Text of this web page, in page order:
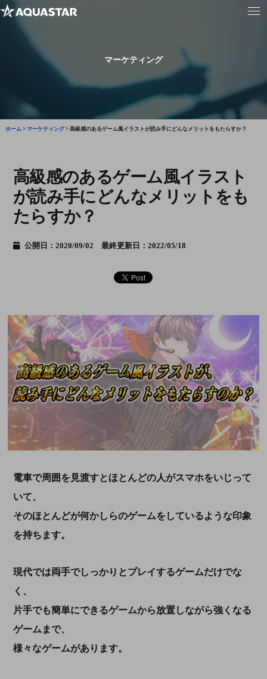
マーケティング
ホーム> マーケティング> 高級感のあるゲーム風イラストが読み手にどんなメリットをもたらすか？
高級感のあるゲーム風イラスト
が読み手にどんなメリットをも
たらすか？
公開日：2020/09/02 最終更新日：2022/05/18
電車で周囲を見渡すとほとんどの人がスマホをいじって
いて、
そのほとんどが何かしらのゲームをしているような印象
を持ちます。
現代では両手でしっかりとプレイするゲームだけでな
く、
片手でも簡単にできるゲームから放置しながら強くなる
ゲームまで、
様々なゲームがあります。